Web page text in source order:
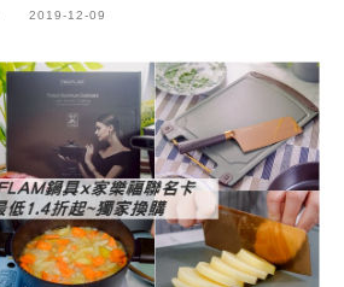
2019-12-09